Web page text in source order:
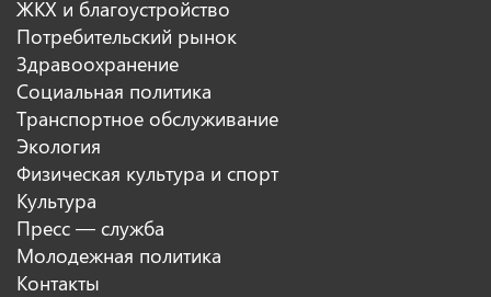
ЖКХ и благоустройство
Потребительский рынок
Здравоохранение
Социальная политика
Транспортное обслуживание
Экология
Физическая культура и спорт
Культура
Пресс — служба
Молодежная политика
Контакты